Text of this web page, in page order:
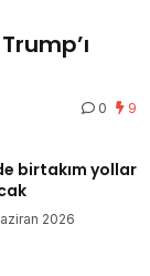
0 9
birtakım yollar
2026